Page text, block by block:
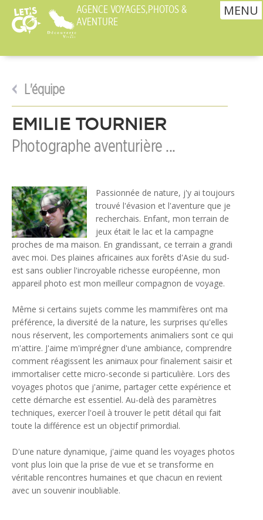
AGENCE VOYAGES,PHOTOS &
AVENTURE
MENU
L'équipe
EMILIE TOURNIER
Photographe aventurière ...
Passionnée de nature, j'y ai toujours
trouvé l'évasion et l'aventure que je
recherchais. Enfant, mon terrain de
jeux était le lac et la campagne
proches de ma maison. En grandissant, ce terrain a grandi
avec moi. Des plaines africaines aux forêts d'Asie du sud-
est sans oublier l'incroyable richesse européenne, mon
appareil photo est mon meilleur compagnon de voyage.
Même si certains sujets comme les mammifères ont ma
préférence, la diversité de la nature, les surprises qu'elles
nous réservent, les comportements animaliers sont ce qui
m'attire. J'aime m'imprégner d'une ambiance, comprendre
comment réagissent les animaux pour finalement saisir et
immortaliser cette micro-seconde si particulière. Lors des
voyages photos que j'anime, partager cette expérience et
cette démarche est essentiel. Au-delà des paramètres
techniques, exercer l'oeil à trouver le petit détail qui fait
toute la différence est un objectif primordial.
D'une nature dynamique, j'aime quand les voyages photos
vont plus loin que la prise de vue et se transforme en
véritable rencontres humaines et que chacun en revient
avec un souvenir inoubliable.